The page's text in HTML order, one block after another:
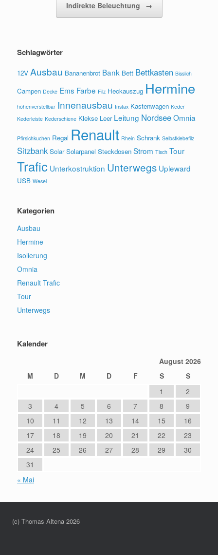
Indirekte Beleuchtung →
Schlagwörter
12V Ausbau Bananenbrot Bank Bett Bettkasten Bisslich
Campen Decke Ems Farbe Filz Heckauszug Hermine
höhenverstellbar Innenausbau Instax Kastenwagen Keder
Kederleiste Kederschiene Klekse Leer Leitung NordseeOmnia
Pfirsichkuchen Regal Renault Rhein Schrank Selbstklebefilz
Sitzbank Solar Solarpanel Steckdosen Strom Tisch Tour
Trafic Unterkostruktion Unterwegs Upleward
USB Wesel
Kategorien
Ausbau
Hermine
Isolierung
Omnia
Renault Trafic
Tour
Unterwegs
Kalender
August 2026
M
D M D F S
S
1
2
3
4 5 6 7 8
9
10
11 12 13 14 15
16
17
18 19 20 21 22
23
24
25 26 27 28 29
30
31
« Mai
(c) Thomas Altena 2026